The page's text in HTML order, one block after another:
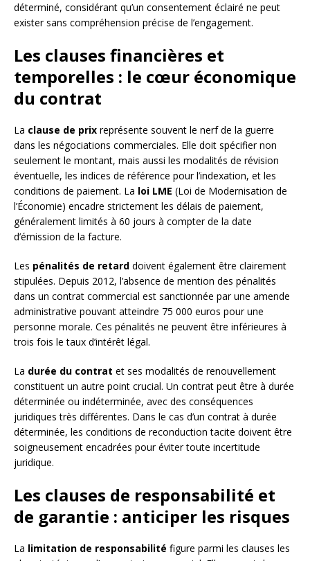
déterminé, considérant qu’un consentement éclairé ne peut
exister sans compréhension précise de l’engagement.
Les clauses financières et
temporelles : le cœur économique
du contrat
La clause de prix représente souvent le nerf de la guerre
dans les négociations commerciales. Elle doit spécifier non
seulement le montant, mais aussi les modalités de révision
éventuelle, les indices de référence pour l’indexation, et les
conditions de paiement. La loi LME (Loi de Modernisation de
l’Économie) encadre strictement les délais de paiement,
généralement limités à 60 jours à compter de la date
d’émission de la facture.
Les pénalités de retard doivent également être clairement
stipulées. Depuis 2012, l’absence de mention des pénalités
dans un contrat commercial est sanctionnée par une amende
administrative pouvant atteindre 75 000 euros pour une
personne morale. Ces pénalités ne peuvent être inférieures à
trois fois le taux d’intérêt légal.
La durée du contrat et ses modalités de renouvellement
constituent un autre point crucial. Un contrat peut être à durée
déterminée ou indéterminée, avec des conséquences
juridiques très différentes. Dans le cas d’un contrat à durée
déterminée, les conditions de reconduction tacite doivent être
soigneusement encadrées pour éviter toute incertitude
juridique.
Les clauses de responsabilité et
de garantie : anticiper les risques
La limitation de responsabilité figure parmi les clauses les